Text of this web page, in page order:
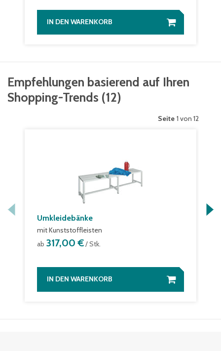
IN DEN WARENKORB
Empfehlungen basierend auf Ihren
Shopping-Trends (12)
Seite 1 von 12
Umkleidebänke
mit Kunststoffleisten
ab 317,00 €/ Stk.
IN DEN WARENKORB